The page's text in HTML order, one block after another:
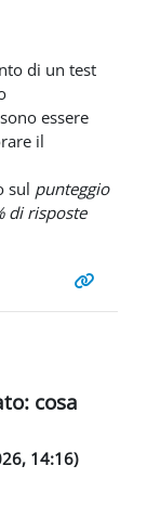
di un test
essere
il
sul punteggio
di risposte
cosa
14:16)